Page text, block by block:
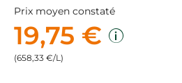
Prix moyen constaté
19,75 €
(658,33 €/L)